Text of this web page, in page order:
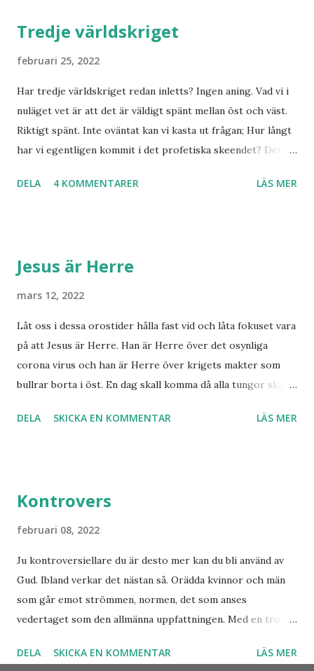
Tredje världskriget
februari 25, 2022
Har tredje världskriget redan inletts? Ingen aning. Vad vi i
nuläget vet är att det är väldigt spänt mellan öst och väst.
Riktigt spänt. Inte oväntat kan vi kasta ut frågan; Hur långt
har vi egentligen kommit i det profetiska skeendet? Det
särskilt långt kvar till Jesu tillkommelse. Finns det något
i Norge sett tredje världskriget bryta ut någon koppling
och gudsmannen Anton Johanson såg många syner och
uppenbarelser som redan skedde under hans egen levnad.
Han dog 1928. Skandinavien har knappast haft någon profet
av hans kaliber när det gäller drömmar och syner som just
han såg angåe...
DELA 4 KOMMENTARER LÄS MER
Jesus är Herre
mars 12, 2022
Låt oss i dessa orostider hålla fast vid och låta fokuset vara
på att Jesus är Herre. Han är Herre över det osynliga
corona virus och han är Herre över krigets makter som
bullrar borta i öst. En dag skall komma då alla tungor skall
jorden att Jesus Kristus är Herre! Ära Halleluja! Detta är
DELA SKICKA EN KOMMENTAR LÄS MER
Kontrovers
februari 08, 2022
Ju kontroversiellare du är desto mer kan du bli använd av
Gud. Ibland verkar det nästan så. Orädda kvinnor och män
som går emot strömmen, normen, det som anses
vedertaget som den allmänna uppfattningen. Med en tro
dess fästen. Vad skulle Sverige ha varit utan alla dem som
DELA SKICKA EN KOMMENTAR LÄS MER